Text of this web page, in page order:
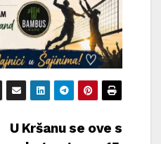
U Kršanu se ove s